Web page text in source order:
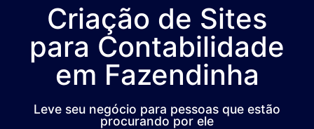
Criação de Sites
para Contabilidade
em Fazendinha
Leve seu negócio para pessoas que estão
procurando por ele